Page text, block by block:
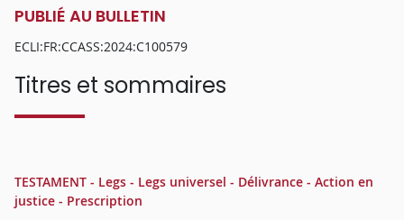
PUBLIÉ AU BULLETIN
ECLI:FR:CCASS:2024:C100579
Titres et sommaires
TESTAMENT - Legs - Legs universel - Délivrance - Action en
justice - Prescription